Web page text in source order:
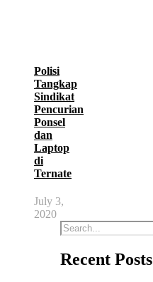
Polisi
Tangkap
Sindikat
Pencurian
Ponsel
dan
Laptop
di
Ternate
July 3,
2020
Recent Posts